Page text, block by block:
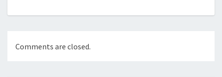
Comments are closed.